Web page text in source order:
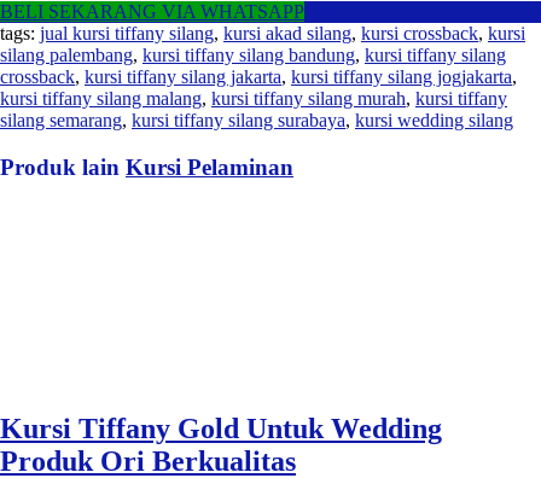
BELI SEKARANG VIA WHATSAPP
tags: jual kursi tiffany silang, kursi akad silang, kursi crossback, kursi
silang palembang, kursi tiffany silang bandung, kursi tiffany silang
crossback, kursi tiffany silang jakarta, kursi tiffany silang jogjakarta,
kursi tiffany silang malang, kursi tiffany silang murah, kursi tiffany
silang semarang, kursi tiffany silang surabaya, kursi wedding silang
Produk lain Kursi Pelaminan
Kursi Tiffany Gold Untuk Wedding
Produk Ori Berkualitas